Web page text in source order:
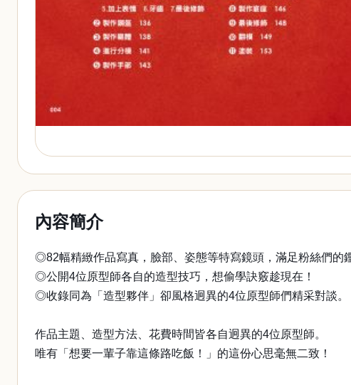
內容簡介
◎82幅精緻作品寫真，臉部、姿態等特寫鏡頭，滿足粉絲們的
◎公開4位原型師各自的造型技巧，想偷學訣竅趁現在！
◎收錄同為「造型夥伴」卻風格迥異的4位原型師們精采對談。
作品主題、造型方法、花費時間皆各自迥異的4位原型師。
唯有「想要一輩子靠這條路吃飯！」的這份心思毫無二致！